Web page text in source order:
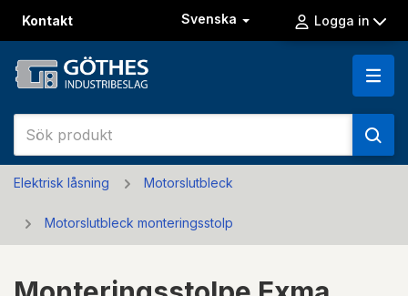
Kontakt Svenska Logga in
Elektrisk låsning Motorslutbleck
Motorslutbleck monteringsstolp